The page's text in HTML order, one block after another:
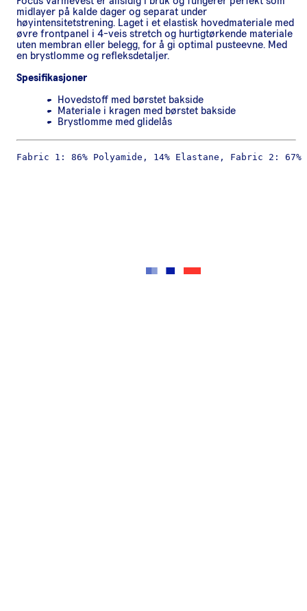
midlayer på kalde dager og separat under
høyintensitetstrening. Laget i et elastisk hovedmateriale med
øvre frontpanel i 4-veis stretch og hurtigtørkende materiale
uten membran eller belegg, for å gi optimal pusteevne. Med
en brystlomme og refleksdetaljer.
Spesifikasjoner
Hovedstoff med børstet bakside
Materiale i kragen med børstet bakside
Brystlomme med glidelås